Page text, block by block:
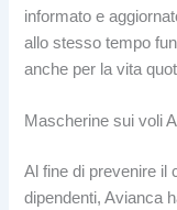
informato e
allo stesso tempo
anche per la vita
Mascherine sui voli
Al fine di prevenire il
dipendenti, Avianca